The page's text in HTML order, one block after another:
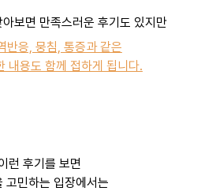
보면 만족스러운 후기도 있지만
반응, 뭉침, 통증과 같은
내용도 함께 접하게 됩니다.
런 후기를 보면
고민하는 입장에서는